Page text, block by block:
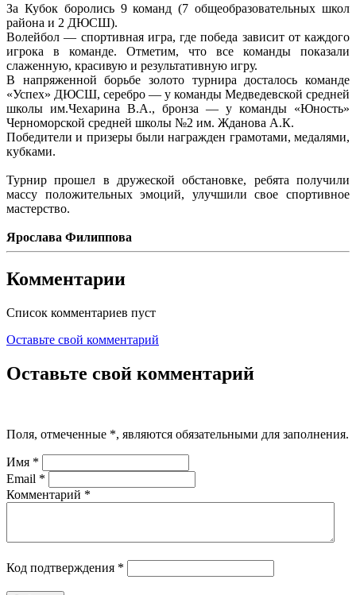
За Кубок боролись 9 команд (7 общеобразовательных школ
района и 2 ДЮСШ).
Волейбол — спортивная игра, где победа зависит от каждого
игрока в команде. Отметим, что все команды показали
слаженную, красивую и результативную игру.
В напряженной борьбе золото турнира досталось команде
«Успех» ДЮСШ, серебро — у команды Медведевской средней
школы им.Чехарина В.А., бронза — у команды «Юность»
Черноморской средней школы №2 им. Жданова А.К.
Победители и призеры были награжден грамотами, медалями,
кубками.
Турнир прошел в дружеской обстановке, ребята получили
массу положительных эмоций, улучшили свое спортивное
мастерство.
Ярослава Филиппова
Комментарии
Список комментариев пуст
Оставьте свой комментарий
Оставьте свой комментарий
Поля, отмеченные *, являются обязательными для заполнения.
Имя *
Email *
Комментарий *
Код подтверждения *